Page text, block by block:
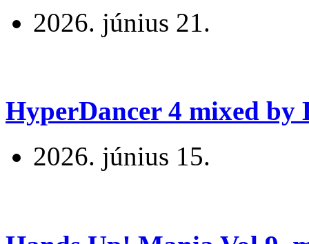
2026. június 21.
HyperDancer 4 mixed by
2026. június 15.